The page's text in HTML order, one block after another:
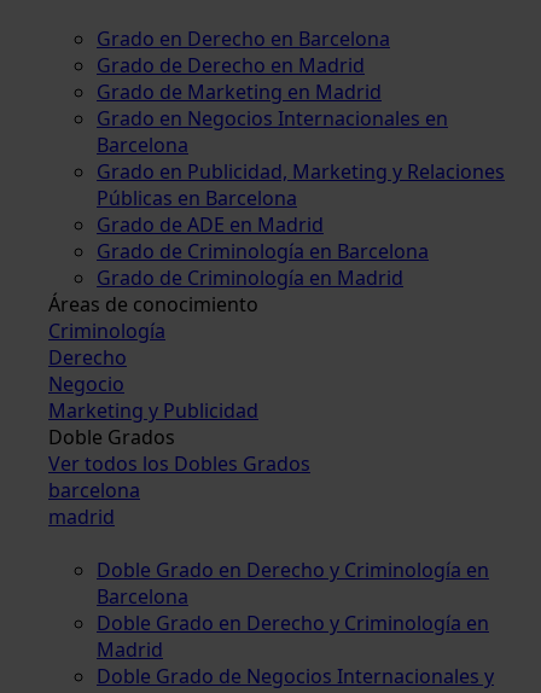
Grado en Derecho en Barcelona
Grado de Derecho en Madrid
Grado de Marketing en Madrid
Grado en Negocios Internacionales en
Barcelona
Grado en Publicidad, Marketing y Relaciones
Públicas en Barcelona
Grado de ADE en Madrid
Grado de Criminología en Barcelona
Grado de Criminología en Madrid
Áreas de conocimiento
Criminología
Derecho
Negocio
Marketing y Publicidad
Doble Grados
Ver todos los Dobles Grados
barcelona
madrid
Doble Grado en Derecho y Criminología en
Barcelona
Doble Grado en Derecho y Criminología en
Madrid
Doble Grado de Negocios Internacionales y